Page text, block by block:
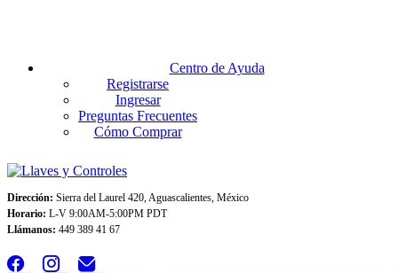
Centro de Ayuda
Registrarse
Ingresar
Preguntas Frecuentes
Cómo Comprar
Dirección: Sierra del Laurel 420, Aguascalientes, México
Horario: L-V 9:00AM-5:00PM PDT
Llámanos: 449 389 41 67